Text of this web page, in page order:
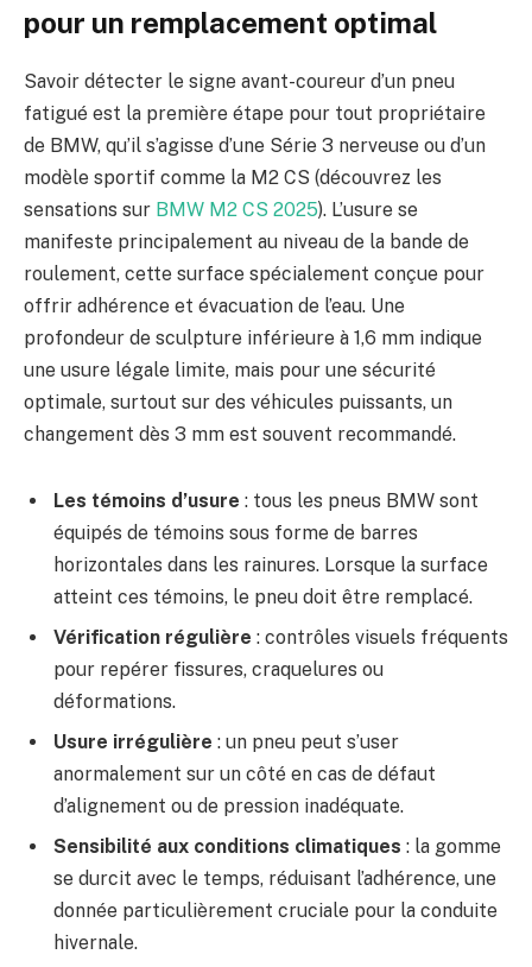
pour un remplacement optimal
Savoir détecter le signe avant-coureur d’un pneu
fatigué est la première étape pour tout propriétaire
de BMW, qu’il s’agisse d’une Série 3 nerveuse ou d’un
modèle sportif comme la M2 CS (découvrez les
sensations sur BMW M2 CS 2025). L’usure se
manifeste principalement au niveau de la bande de
roulement, cette surface spécialement conçue pour
offrir adhérence et évacuation de l’eau. Une
profondeur de sculpture inférieure à 1,6 mm indique
une usure légale limite, mais pour une sécurité
optimale, surtout sur des véhicules puissants, un
changement dès 3 mm est souvent recommandé.
Les témoins d’usure : tous les pneus BMW sont
équipés de témoins sous forme de barres
horizontales dans les rainures. Lorsque la surface
atteint ces témoins, le pneu doit être remplacé.
Vérification régulière : contrôles visuels fréquents
pour repérer fissures, craquelures ou
déformations.
Usure irrégulière : un pneu peut s’user
anormalement sur un côté en cas de défaut
d’alignement ou de pression inadéquate.
Sensibilité aux conditions climatiques : la gomme
se durcit avec le temps, réduisant l’adhérence, une
donnée particulièrement cruciale pour la conduite
hivernale.